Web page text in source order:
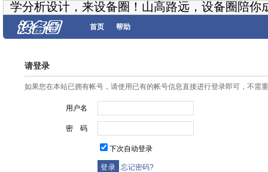
学分析设计，来设备圈！山高路远，设备圈陪你
首页 帮助
请登录
如果您在本站已拥有帐号，请使用已有的帐号信息直接进行登录即可，不需
用户名
密 码
下次自动登录
忘记密码?